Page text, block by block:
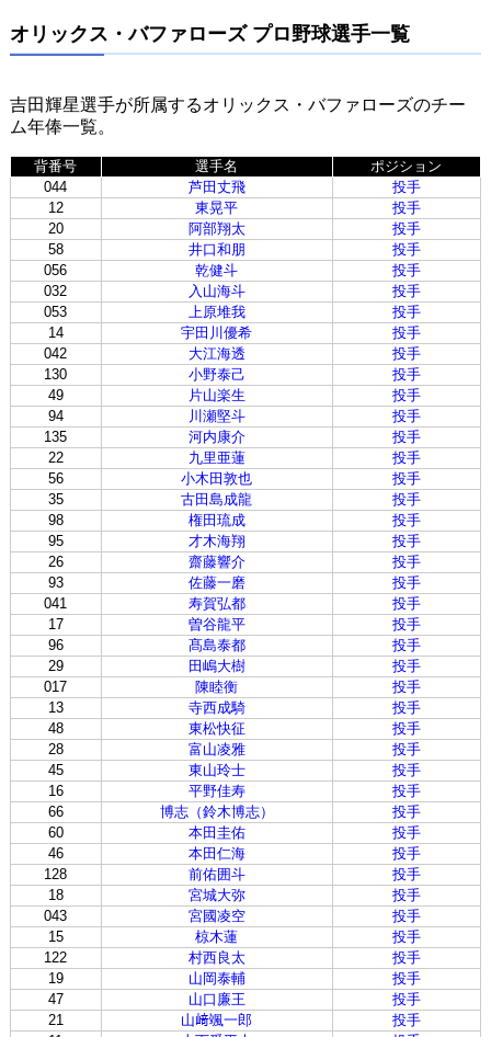
オリックス・バファローズ プロ野球選手一覧
吉田輝星選手が所属するオリックス・バファローズのチー
ム年俸一覧。
背番号 選手名
ポジション
044
芦田丈飛
投手
12
東晃平
投手
20
阿部翔太
投手
58
井口和朋
投手
056
乾健斗
投手
032
入山海斗
投手
053
上原堆我
投手
14
宇田川優希
投手
042
大江海透
投手
130
小野泰己
投手
49
片山楽生
投手
94
川瀬堅斗
投手
135
河内康介
投手
22
九里亜蓮
投手
56
小木田敦也
投手
35
古田島成龍
投手
98
権田琉成
投手
95
才木海翔
投手
26
齋藤響介
投手
93
佐藤一磨
投手
041
寿賀弘都
投手
17
曽谷龍平
投手
96
髙島泰都
投手
29
田嶋大樹
投手
017
陳睦衡
投手
13
寺西成騎
投手
48
東松快征
投手
28
富山凌雅
投手
45
東山玲士
投手
16
平野佳寿
投手
66
博志（鈴木博志）
投手
60
本田圭佑
投手
46
本田仁海
投手
128
前佑囲斗
投手
18
宮城大弥
投手
043
宮國凌空
投手
15
椋木蓮
投手
122
村西良太
投手
19
山岡泰輔
投手
47
山口廉王
投手
21
山﨑颯一郎
投手